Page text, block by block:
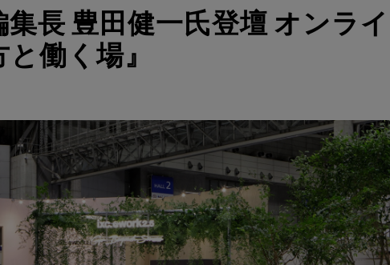
集長 豊田健一氏登壇 オンラ
働く場』